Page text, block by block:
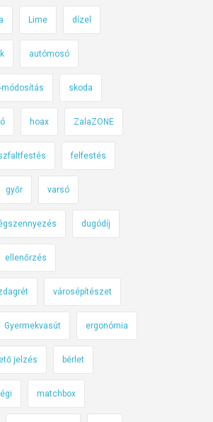
Lime dízel
autómosó
módosítás skoda
hoax ZalaZONE
felfestés
győr varsó
dugódíj
ellenőrzés
városépítészet
Gyermekvasút ergonómia
jelzés bérlet
matchbox